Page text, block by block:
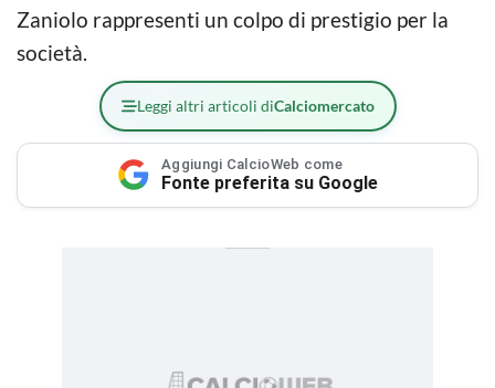
Zaniolo rappresenti un colpo di prestigio per la
società.
Leggi altri articoli diCalciomercato
Aggiungi CalcioWeb come
Fonte preferita su Google